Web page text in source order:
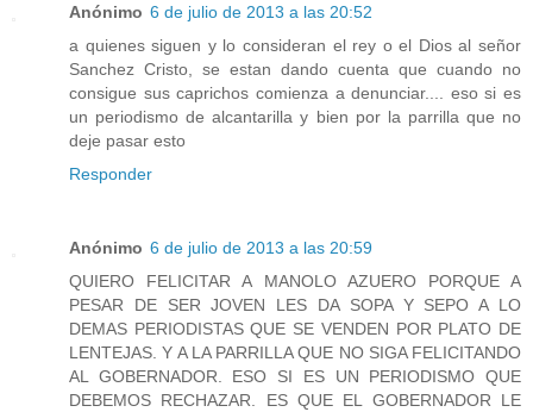
Anónimo 6 de julio de 2013 a las 20:52
a quienes siguen y lo consideran el rey o el Dios al señor
Sanchez Cristo, se estan dando cuenta que cuando no
consigue sus caprichos comienza a denunciar.... eso si es
un periodismo de alcantarilla y bien por la parrilla que no
deje pasar esto
Responder
Anónimo 6 de julio de 2013 a las 20:59
QUIERO FELICITAR A MANOLO AZUERO PORQUE A
PESAR DE SER JOVEN LES DA SOPA Y SEPO A LO
DEMAS PERIODISTAS QUE SE VENDEN POR PLATO DE
LENTEJAS. Y A LA PARRILLA QUE NO SIGA FELICITANDO
AL GOBERNADOR. ESO SI ES UN PERIODISMO QUE
DEBEMOS RECHAZAR. ES QUE EL GOBERNADOR LE